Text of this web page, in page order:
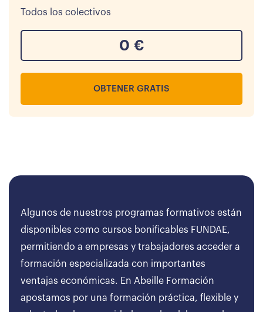
Todos los colectivos
0 €
OBTENER GRATIS
Algunos de nuestros programas formativos están
disponibles como cursos bonificables FUNDAE,
permitiendo a empresas y trabajadores acceder a
formación especializada con importantes
ventajas económicas. En Abeille Formación
apostamos por una formación práctica, flexible y